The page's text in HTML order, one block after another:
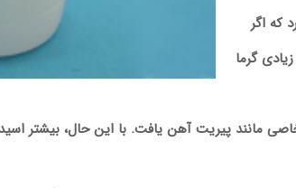
که اگر
گرما
مانند پیریت آهن یافت. با این حال، بیشتر